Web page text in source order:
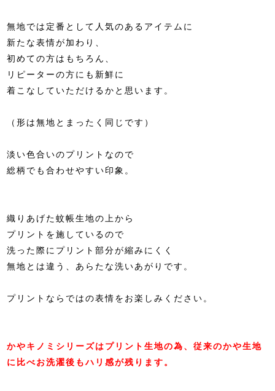
無地では定番として人気のあるアイテムに
新たな表情が加わり、
初めての方はもちろん、
リピーターの方にも新鮮に
着こなしていただけるかと思います。
（形は無地とまったく同じです）
淡い色合いのプリントなので
総柄でも合わせやすい印象。
織りあげた蚊帳生地の上から
プリントを施しているので
洗った際にプリント部分が縮みにくく
無地とは違う、あらたな洗いあがりです。
プリントならではの表情をお楽しみください。
かやキノミシリーズはプリント生地の為、従来のかや生地
に比べお洗濯後もハリ感が残ります。